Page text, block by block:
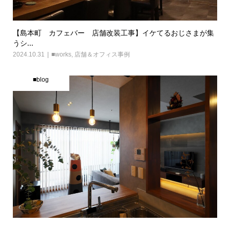
【島本町 カフェバー 店舗改装工事】イケてるおじさまが集
うシ...
2024.10.31 ■works, 店舗＆オフィス事例
■blog